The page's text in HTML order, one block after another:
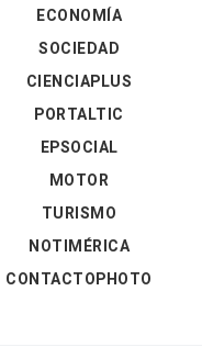
ECONOMÍA
SOCIEDAD
CIENCIAPLUS
PORTALTIC
EPSOCIAL
MOTOR
TURISMO
NOTIMÉRICA
CONTACTOPHOTO